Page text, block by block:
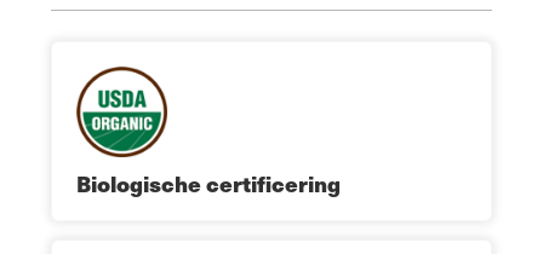
Biologische certificering